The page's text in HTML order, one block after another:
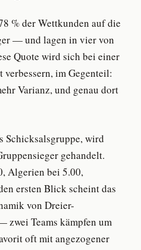
% der Wettkunden auf die
— und lagen in vier von
Quote wird sich bei einer
im Gegenteil:
Varianz, und genau dort
Schicksalsgruppe, wird
gehandelt.
Algerien bei 5.00,
ersten Blick scheint das
von Dreier-
zwei Teams kämpfen um
oft mit angezogener